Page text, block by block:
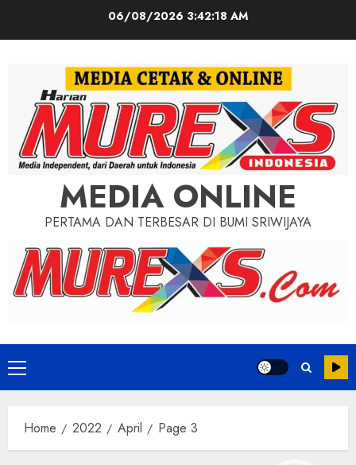
06/08/2026 3:42:20 AM
MEDIA ONLINE
PERTAMA DAN TERBESAR DI BUMI SRIWIJAYA
Primary
Menu
Home 2022 April Page 3